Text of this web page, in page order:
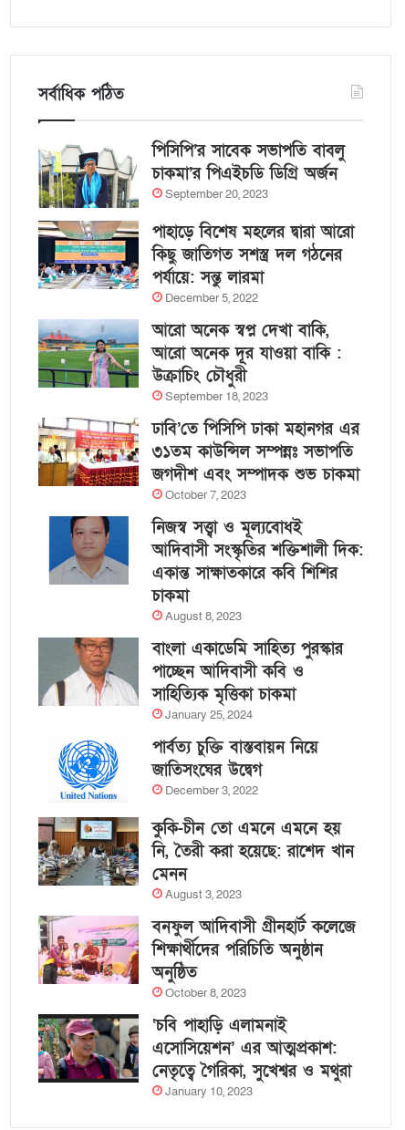
সর্বাধিক পঠিত
পিসিপি’র সাবেক সভাপতি বাবলু
চাকমা’র পিএইচডি ডিগ্রি অর্জন
September 20, 2023
পাহাড়ে বিশেষ মহলের দ্বারা আরো
কিছু জাতিগত সশস্ত্র দল গঠনের
পর্যায়ে: সন্তু লারমা
December 5, 2022
আরো অনেক স্বপ্ন দেখা বাকি,
আরো অনেক দূর যাওয়া বাকি :
উক্রাচিং চৌধুরী
September 18, 2023
ঢাবি’তে পিসিপি ঢাকা মহানগর এর
৩১তম কাউন্সিল সম্পন্নঃ সভাপতি
জগদীশ এবং সম্পাদক শুভ চাকমা
October 7, 2023
নিজস্ব সত্ত্বা ও মূল্যবোধই
আদিবাসী সংস্কৃতির শক্তিশালী দিক:
একান্ত সাক্ষাতকারে কবি শিশির
চাকমা
August 8, 2023
বাংলা একাডেমি সাহিত্য পুরস্কার
পাচ্ছেন আদিবাসী কবি ও
সাহিত্যিক মৃত্তিকা চাকমা
January 25, 2024
পার্বত্য চুক্তি বাস্তবায়ন নিয়ে
জাতিসংঘের উদ্বেগ
December 3, 2022
কুকি-চীন তো এমনে এমনে হয়
নি, তৈরী করা হয়েছে: রাশেদ খান
মেনন
August 3, 2023
বনফুল আদিবাসী গ্রীনহার্ট কলেজে
শিক্ষার্থীদের পরিচিতি অনুষ্ঠান
অনুষ্ঠিত
October 8, 2023
‘চবি পাহাড়ি এলামনাই
এসোসিয়েশন’ এর আত্মপ্রকাশ:
নেতৃত্বে গৈরিকা, সুখেশ্বর ও মথুরা
January 10, 2023